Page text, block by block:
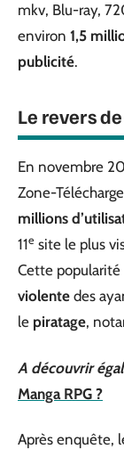
mkv, Blu-ray,
environ 1,5
publicité.
Le revers
En novembre
Zone-
millions
11e site le plus
Cette popularité
violente des
le piratage,
A découvrir
Manga RPG ?
Après enquête,